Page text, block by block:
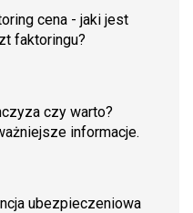
cena - jaki jest
faktoringu?
czy warto?
informacje.
ubezpieczeniowa